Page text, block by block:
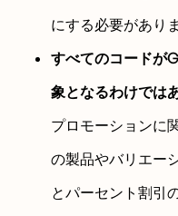
にする必要があり
すべてのコードが
象となるわけでは
プロモーションに
の製品やバリエー
とパーセント割引